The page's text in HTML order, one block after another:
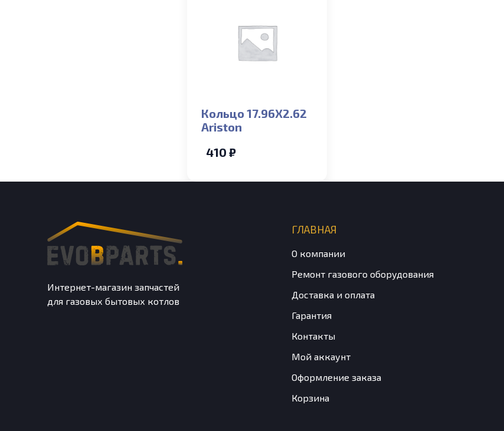
Кольцо 17.96X2.62
Ariston
410 ₽
Интернет-магазин запчастей
для газовых бытовых котлов
ГЛАВНАЯ
О компании
Ремонт газового оборудования
Доставка и оплата
Гарантия
Контакты
Мой аккаунт
Оформление заказа
Корзина